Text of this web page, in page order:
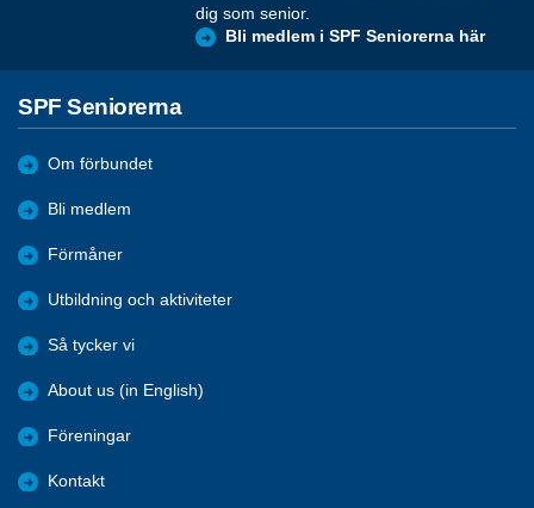
dig som senior.
Bli medlem i SPF Seniorerna här
SPF Seniorerna
Om förbundet
Bli medlem
Förmåner
Utbildning och aktiviteter
Så tycker vi
About us (in English)
Föreningar
Kontakt